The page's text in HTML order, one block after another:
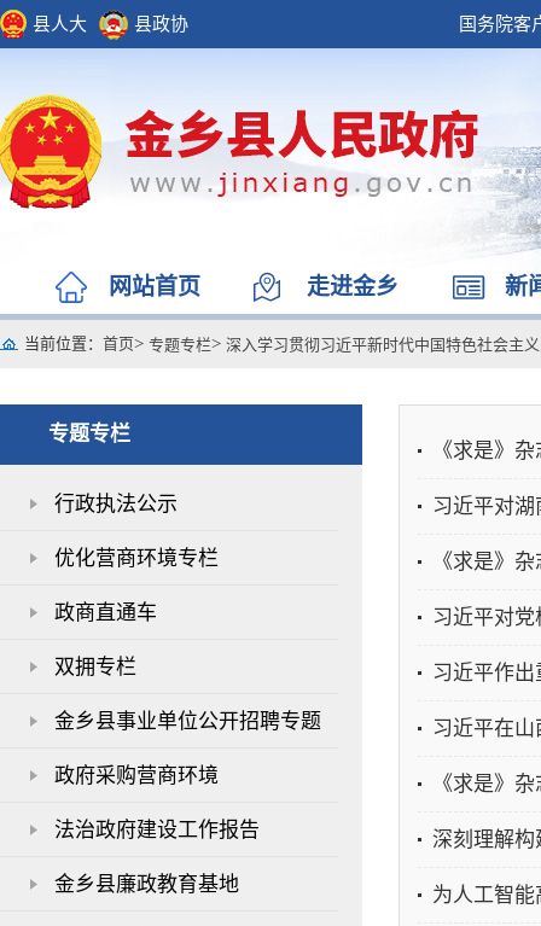
县人大 县政协 国务院客
网站首页 走进金乡 新
当前位置 ： 首页> 专题专栏> 深入学习贯彻习近平新时代中国特色社会主
专题专栏
行政执法公示
优化营商环境专栏
政商直通车
双拥专栏
金乡县事业单位公开招聘专题
政府采购营商环境
法治政府建设工作报告
金乡县廉政教育基地
《求是》
习近平对
《求是》
习近平对
习近平作
习近平在
《求是》
深刻理解构
为人工智